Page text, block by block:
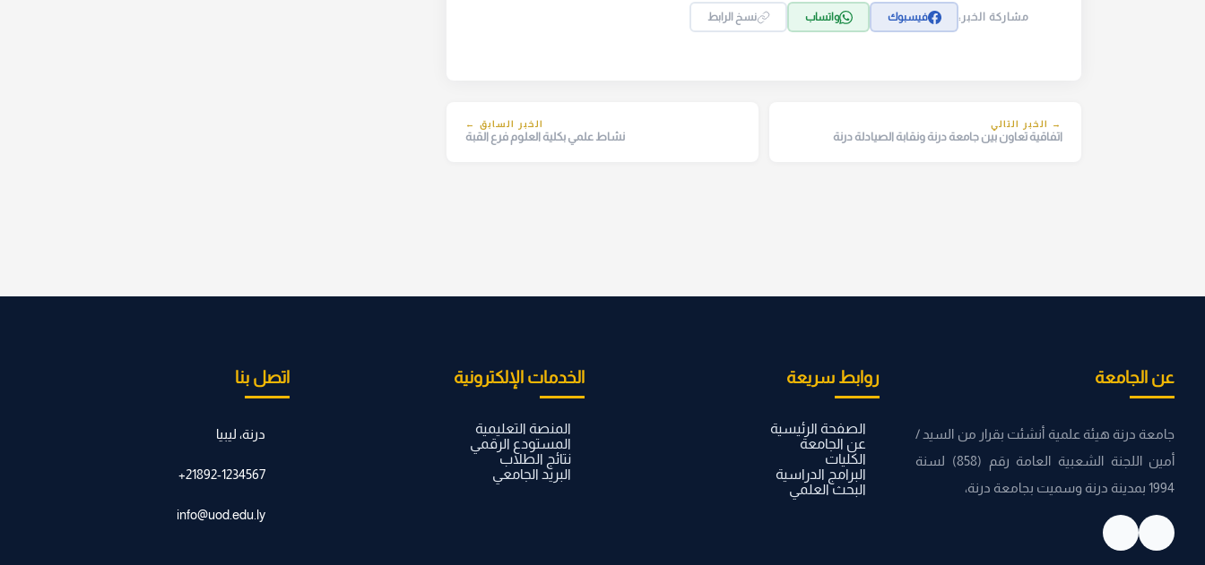
مشاركة الخبر: فيسبوك واتساب نسخ الرابط
→ الخبر التالي
اتفاقية تعاون بين جامعة درنة ونقابة الصيادلة درنة
الخبر السابق ←
نشاط علمي بكلية العلوم فرع القبة
عن الجامعة
جامعة درنة هيئة علمية أنشئت بقرار من السيد /
أمين اللجنة الشعبية العامة رقم (858) لسنة
1994 بمدينة درنة وسميت بجامعة درنة،
روابط سريعة
الصفحة الرئيسية
عن الجامعة
الكليات
البرامج الدراسية
البحث العلمي
الخدمات الإلكترونية
المنصة التعليمية
المستودع الرقمي
نتائج الطلاب
البريد الجامعي
اتصل بنا
درنة، ليبيا
21892-1234567+
info@uod.edu.ly